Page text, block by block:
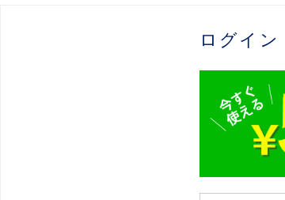
ログイン